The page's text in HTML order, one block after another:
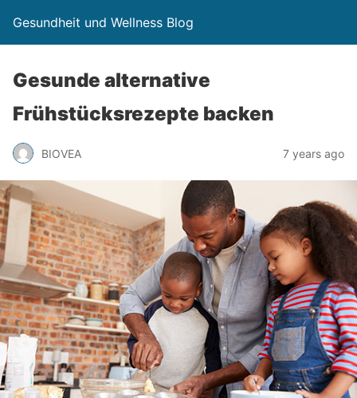
Gesundheit und Wellness Blog
Gesunde alternative
Frühstücksrezepte backen
BIOVEA 7 years ago